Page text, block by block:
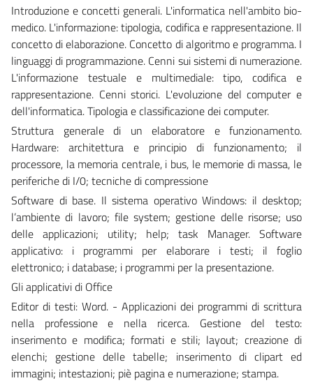
Introduzione e concetti generali. L'informatica nell'ambito bio-
medico. L'informazione: tipologia, codifica e rappresentazione. Il
concetto di elaborazione. Concetto di algoritmo e programma. I
linguaggi di programmazione. Cenni sui sistemi di numerazione.
L'informazione testuale e multimediale: tipo, codifica e
rappresentazione. Cenni storici. L'evoluzione del computer e
dell'informatica. Tipologia e classificazione dei computer.
Struttura generale di un elaboratore e funzionamento.
Hardware: architettura e principio di funzionamento; il
processore, la memoria centrale, i bus, le memorie di massa, le
periferiche di I/0; tecniche di compressione
Software di base. Il sistema operativo Windows: il desktop;
l’ambiente di lavoro; file system; gestione delle risorse; uso
delle applicazioni; utility; help; task Manager. Software
applicativo: i programmi per elaborare i testi; il foglio
elettronico; i database; i programmi per la presentazione.
Gli applicativi di Office
Editor di testi: Word. - Applicazioni dei programmi di scrittura
nella professione e nella ricerca. Gestione del testo:
inserimento e modifica; formati e stili; layout; creazione di
elenchi; gestione delle tabelle; inserimento di clipart ed
immagini; intestazioni; piè pagina e numerazione; stampa.